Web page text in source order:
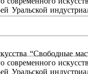
Уральской
“Свободные
Уральской